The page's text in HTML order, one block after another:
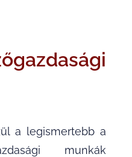
a legismertebb a
munkák